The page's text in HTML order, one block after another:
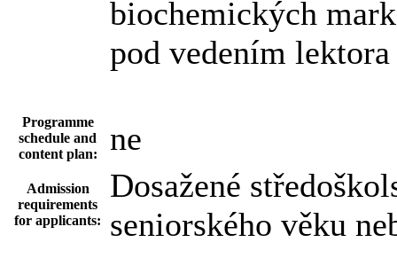
biochemických
pod vedením
Programme
schedule and
content plan:
ne
Admission
requirements
for applicants:
Dosažené
seniorského věku